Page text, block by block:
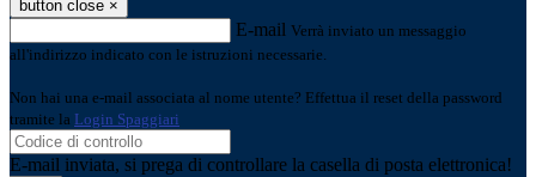
button close ×
E-mail Verrà inviato un messaggio
all'indirizzo indicato con le istruzioni necessarie.
Non hai una e-mail associata al nome utente? Effettua il reset della password
tramite la Login Spaggiari
E-mail inviata, si prega di controllare la casella di posta elettronica!